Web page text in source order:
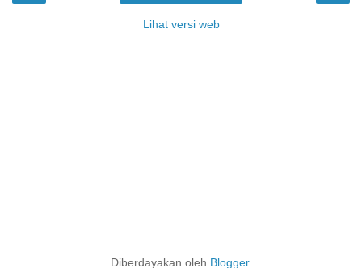
Lihat versi web
Diberdayakan oleh Blogger.